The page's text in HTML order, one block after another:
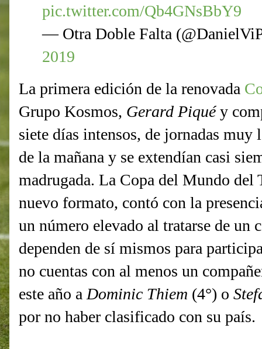
pic.twitter.com/Qb4GNsBbY9
— Otra Doble Falta
2019
La primera edición de la renovada
Grupo Kosmos, Gerard Piquéy
siete días intensos, de jornadas muy
de la mañana y se extendían casi
madrugada. La Copa del Mundo del
nuevo formato, contó con la
un número elevado al tratarse de un
dependen de sí mismos para
no cuentas con al menos un
este año aDominic Thiem (4°) o
por no haber clasificado con su país.